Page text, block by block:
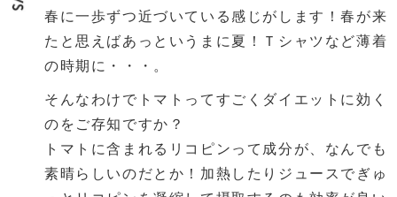
春に一歩ずつ近づいている感じがします！春が来
たと思えばあっというまに夏！Ｔシャツなど薄着
の時期に・・・。
そんなわけでトマトってすごくダイエットに効く
のをご存知ですか？
トマトに含まれるリコピンって成分が、なんでも
素晴らしいのだとか！加熱したりジュースでぎゅ